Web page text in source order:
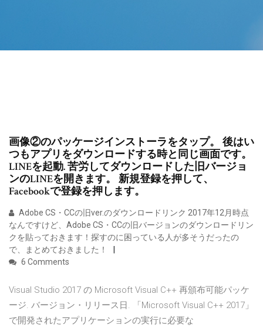
画像②のパッケージインストーラをタップ。 後はい
つもアプリをダウンロードする時と同じ画面です。
LINEを起動. 苦労してダウンロードした旧バージョ
ンのLINEを開きます。 新規登録を押して、
Facebookで登録を押します。
Adobe CS・CCの旧ver.のダウンロードリンク 2017年12月時点
なんですけど、Adobe CS・CCの旧バージョンのダウンロードリン
クを貼っておきます！探すのに困っている人が多そうだったの
で、まとめておきました！
6 Comments
Visual Studio 2017 の Microsoft Visual C++ 再頒布可能パッケ
ージ. バージョン・リリース日. 「Microsoft Visual C++ 2017」
で開発されたアプリケーションの実行に必要な